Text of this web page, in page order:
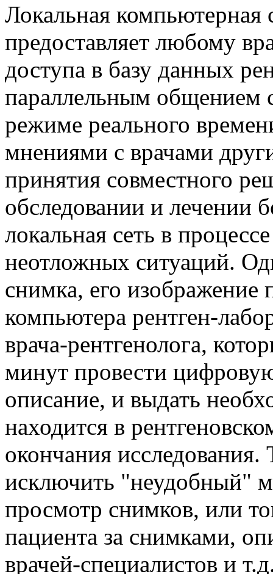
Локальная
предоставляет любому
доступа в базу данных
параллельным общением
режиме реального
мнениями с врачами
принятия совместного
обследовании и лечении
локальная сеть в
неотложных ситуаций.
снимка, его изображение
компьютера рентген-
врача-рентгенолога,
минут провести
описание, и выдать
находится в
окончания исследования.
исключить "неудобный"
просмотр снимков, или
пациента за снимками,
врачей-специалистов и